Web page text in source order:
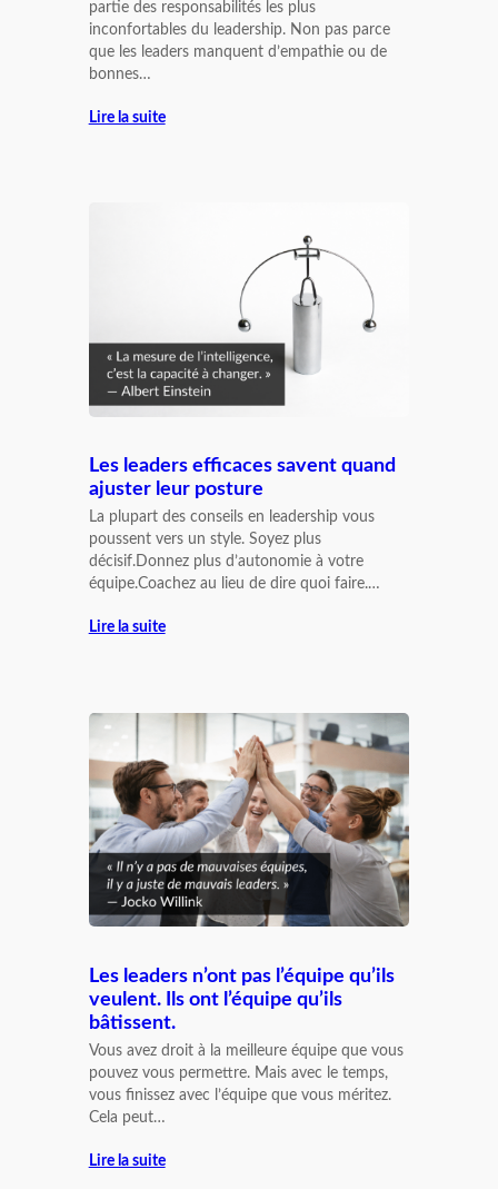
partie des responsabilités les plus
inconfortables du leadership. Non pas parce
que les leaders manquent d’empathie ou de
bonnes…
Lire la suite
Les leaders efficaces savent quand
ajuster leur posture
La plupart des conseils en leadership vous
poussent vers un style. Soyez plus
décisif.Donnez plus d’autonomie à votre
équipe.Coachez au lieu de dire quoi faire.…
Lire la suite
Les leaders n’ont pas l’équipe qu’ils
veulent. Ils ont l’équipe qu’ils
bâtissent.
Vous avez droit à la meilleure équipe que vous
pouvez vous permettre. Mais avec le temps,
vous finissez avec l’équipe que vous méritez.
Cela peut…
Lire la suite